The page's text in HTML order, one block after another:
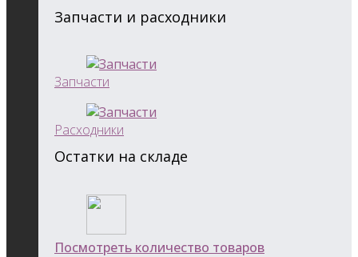
Запчасти и расходники
Запчасти
Расходники
Остатки на складе
Посмотреть количество товаров